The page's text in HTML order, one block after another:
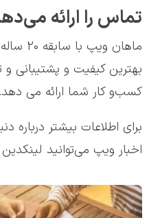
تماس را ارائه
ماهان
بهترین کیفیت و پشتیبانی
کسب‌و کار شما ارائه می دهد.
برای اطلاعات بیشتر درباره
اخبار ویپ می‌توانید